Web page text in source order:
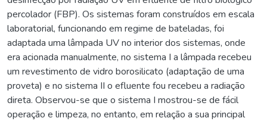
percolador (FBP). Os sistemas foram construídos em escala
laboratorial, funcionando em regime de bateladas, foi
adaptada uma lâmpada UV no interior dos sistemas, onde
era acionada manualmente, no sistema I a lâmpada recebeu
um revestimento de vidro borosilicato (adaptação de uma
proveta) e no sistema II o efluente fou recebeu a radiação
direta. Observou-se que o sistema I mostrou-se de fácil
operação e limpeza, no entanto, em relação a sua principal